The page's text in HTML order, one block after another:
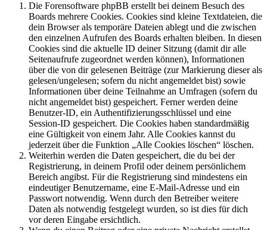
Die Forensoftware phpBB erstellt bei deinem Besuch des
Boards mehrere Cookies. Cookies sind kleine Textdateien, die
dein Browser als temporäre Dateien ablegt und die zwischen
den einzelnen Aufrufen des Boards erhalten bleiben. In diesen
Cookies sind die aktuelle ID deiner Sitzung (damit dir alle
Seitenaufrufe zugeordnet werden können), Informationen
über die von dir gelesenen Beiträge (zur Markierung dieser als
gelesen/ungelesen; sofern du nicht angemeldet bist) sowie
Informationen über deine Teilnahme an Umfragen (sofern du
nicht angemeldet bist) gespeichert. Ferner werden deine
Benutzer-ID, ein Authentifizierungsschlüssel und eine
Session-ID gespeichert. Die Cookies haben standardmäßig
eine Gültigkeit von einem Jahr. Alle Cookies kannst du
jederzeit über die Funktion „Alle Cookies löschen“ löschen.
Weiterhin werden die Daten gespeichert, die du bei der
Registrierung, in deinem Profil oder deinem persönlichem
Bereich angibst. Für die Registrierung sind mindestens ein
eindeutiger Benutzername, eine E-Mail-Adresse und ein
Passwort notwendig. Wenn durch den Betreiber weitere
Daten als notwendig festgelegt wurden, so ist dies für dich
vor deren Eingabe ersichtlich.